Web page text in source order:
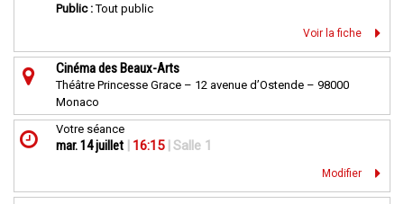
Public :Tout public
Voir la fiche
Cinéma des Beaux-Arts
Théâtre Princesse Grace – 12 avenue d’Ostende – 98000
Monaco
Votre séance
mar. 14 juillet 16:15 Salle 1
Modifier